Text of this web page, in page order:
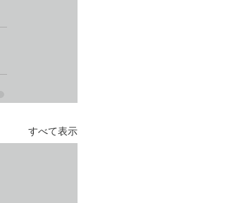
すべて表示